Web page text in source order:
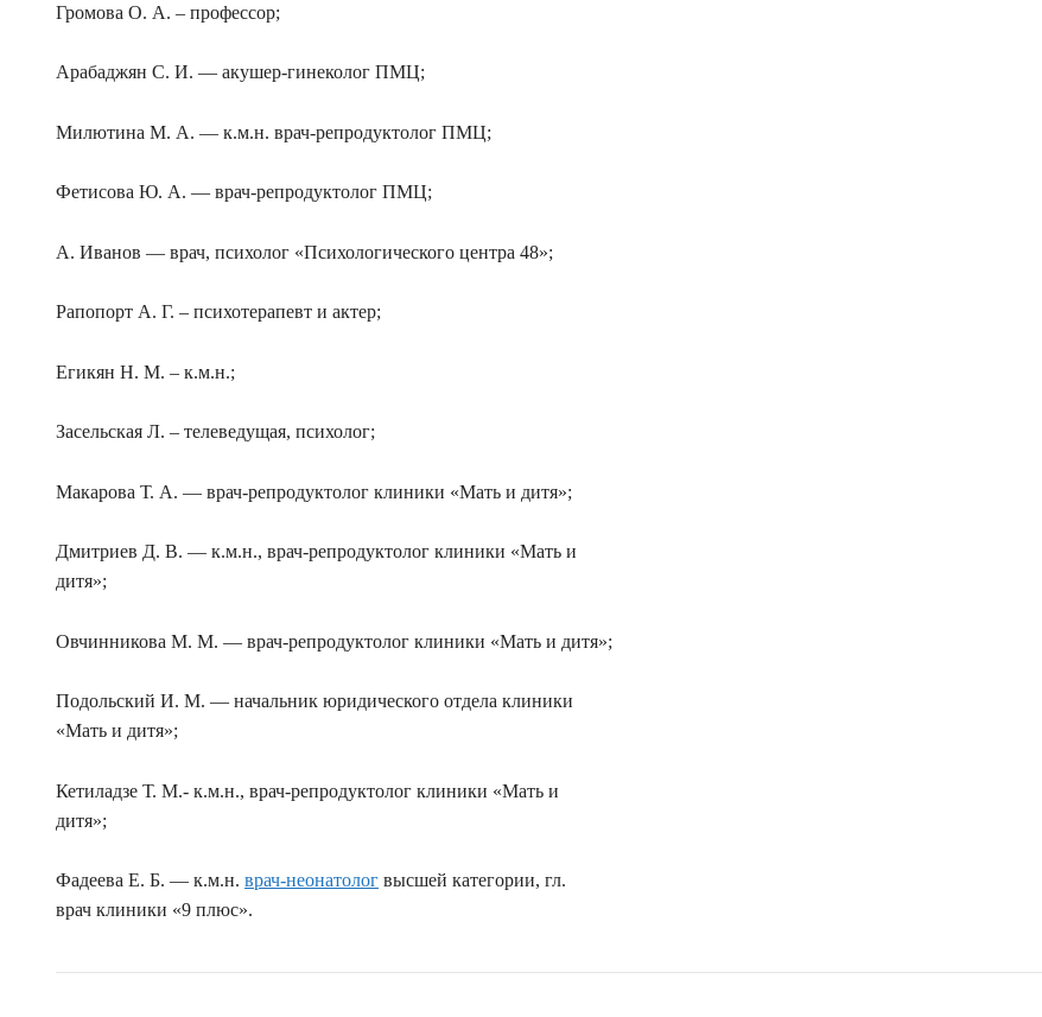
Громова О. А. – профессор;
Арабаджян С. И. — акушер-гинеколог ПМЦ;
Милютина М. А. — к.м.н. врач-репродуктолог ПМЦ;
Фетисова Ю. А. — врач-репродуктолог ПМЦ;
А. Иванов — врач, психолог «Психологического центра 48»;
Рапопорт А. Г. – психотерапевт и актер;
Егикян Н. М. – к.м.н.;
Засельская Л. – телеведущая, психолог;
Макарова Т. А. — врач-репродуктолог клиники «Мать и дитя»;
Дмитриев Д. В. — к.м.н., врач-репродуктолог клиники «Мать и
дитя»;
Овчинникова М. М. — врач-репродуктолог клиники «Мать и дитя»;
Подольский И. М. — начальник юридического отдела клиники
«Мать и дитя»;
Кетиладзе Т. М.- к.м.н., врач-репродуктолог клиники «Мать и
дитя»;
Фадеева Е. Б. — к.м.н. врач-неонатолог высшей категории, гл.
врач клиники «9 плюс».